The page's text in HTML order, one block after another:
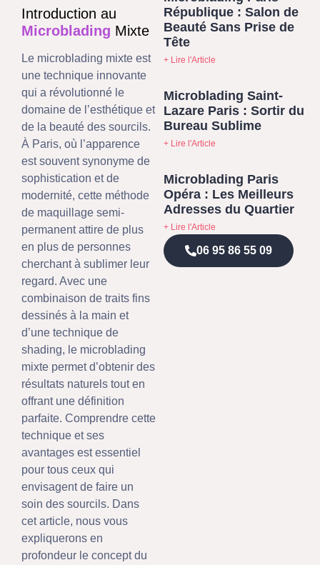
Introduction au
Microblading Mixte
Le microblading mixte est
une technique innovante
qui a révolutionné le
domaine de l’esthétique et
de la beauté des sourcils.
À Paris, où l’apparence
est souvent synonyme de
sophistication et de
modernité, cette méthode
de maquillage semi-
permanent attire de plus
en plus de personnes
cherchant à sublimer leur
regard. Avec une
combinaison de traits fins
dessinés à la main et
d’une technique de
shading, le microblading
mixte permet d’obtenir des
résultats naturels tout en
offrant une définition
parfaite. Comprendre cette
technique et ses
avantages est essentiel
pour tous ceux qui
envisagent de faire un
soin des sourcils. Dans
cet article, nous vous
expliquerons en
profondeur le concept du
République : Salon de
Beauté Sans Prise de
Tête
+ Lire l'Article
Microblading Saint-
Lazare Paris : Sortir du
Bureau Sublime
+ Lire l'Article
Microblading Paris
Opéra : Les Meilleurs
Adresses du Quartier
+ Lire l'Article
06 95 86 55 09